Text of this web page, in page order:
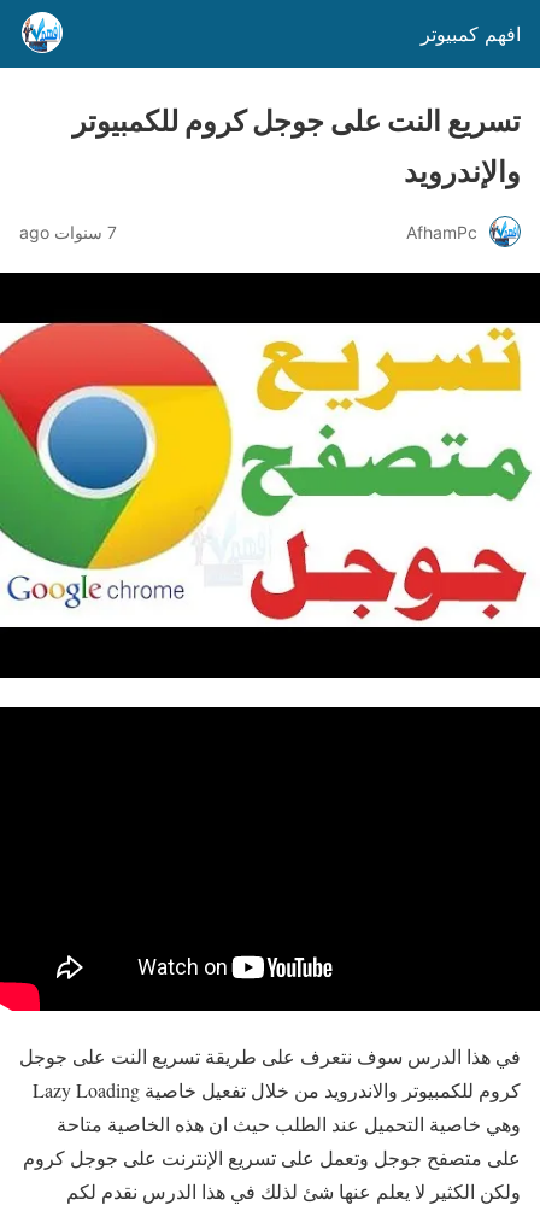
افهم كمبيوتر
تسريع النت على جوجل كروم للكمبيوتر
والإندرويد
AfhamPc 7 سنوات ago
في هذا الدرس سوف نتعرف على طريقة تسريع النت على جوجل
كروم للكمبيوتر والاندرويد من خلال تفعيل خاصية Lazy Loading
وهي خاصية التحميل عند الطلب حيث ان هذه الخاصية متاحة
على متصفح جوجل وتعمل على تسريع الإنترنت على جوجل كروم
ولكن الكثير لا يعلم عنها شئ لذلك في هذا الدرس نقدم لكم